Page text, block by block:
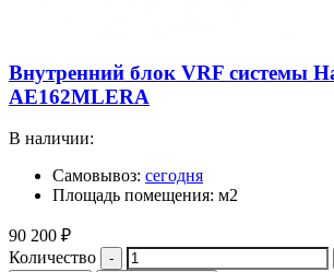
Внутренний блок VRF системы
AE162MLERA
В наличии:
Самовывоз: сегодня
Площадь помещения: м2
90 200 ₽
Количество